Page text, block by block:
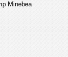
Minebea